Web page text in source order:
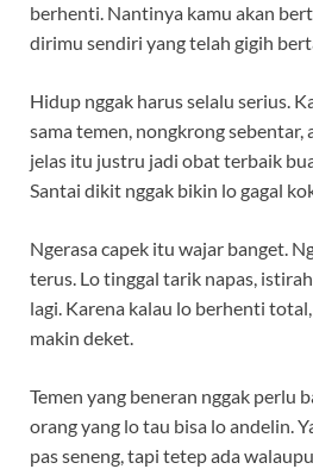
berhenti. Nantinya kamu akan
dirimu sendiri yang telah gigih
Hidup nggak harus selalu serius.
sama temen, nongkrong sebentar,
jelas itu justru jadi obat terbaik
Santai dikit nggak bikin lo gagal
Ngerasa capek itu wajar banget.
terus. Lo tinggal tarik napas,
lagi. Karena kalau lo berhenti
makin deket.
Temen yang beneran nggak perlu
orang yang lo tau bisa lo andelin.
pas seneng, tapi tetep ada